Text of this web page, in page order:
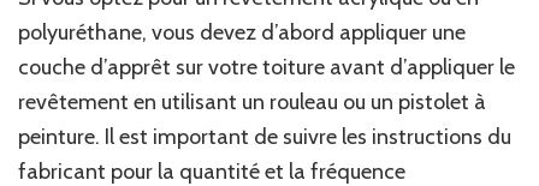
polyuréthane, vous devez d’abord appliquer une
couche d’apprêt sur votre toiture avant d’appliquer le
revêtement en utilisant un rouleau ou un pistolet à
peinture. Il est important de suivre les instructions du
fabricant pour la quantité et la fréquence